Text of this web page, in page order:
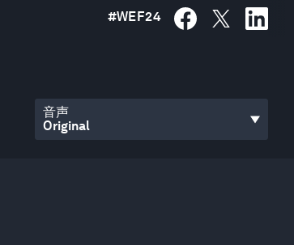
#WEF24
音声